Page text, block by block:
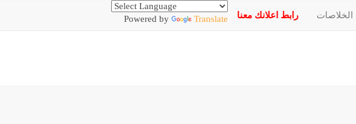
الخلاصات رابط اعلانك معنا Powered by Translate